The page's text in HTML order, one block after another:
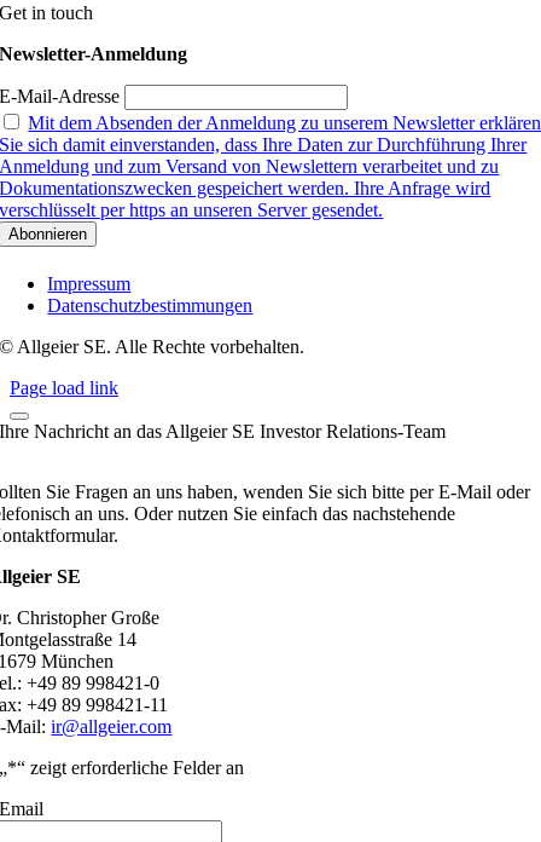
Get in touch
Newsletter-Anmeldung
E-Mail-Adresse
Mit dem Absenden der Anmeldung zu unserem Newsletter erklären
Sie sich damit einverstanden, dass Ihre Daten zur Durchführung Ihrer
Anmeldung und zum Versand von Newslettern verarbeitet und zu
Dokumentationszwecken gespeichert werden. Ihre Anfrage wird
verschlüsselt per https an unseren Server gesendet.
Impressum
Datenschutzbestimmungen
© Allgeier SE. Alle Rechte vorbehalten.
Page load link
Ihre Nachricht an das Allgeier SE Investor Relations-Team
Sie Fragen an uns haben, wenden Sie sich bitte per E-Mail oder
an uns. Oder nutzen Sie einfach das nachstehende
SE
Christopher Große
14
München
+49 89 998421-0
+49 89 998421-11
Mail:ir@allgeier.com
„*“ zeigt erforderliche Felder an
Email